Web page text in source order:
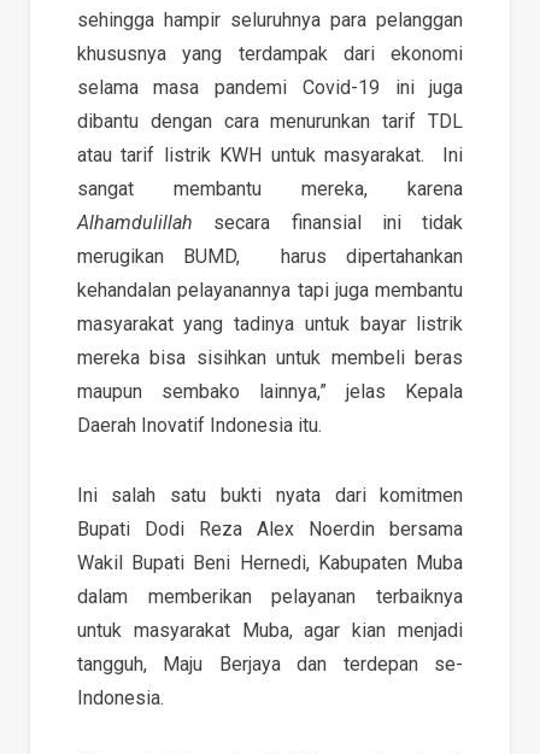
sehingga hampir seluruhnya para pelanggan
khususnya yang terdampak dari ekonomi
selama masa pandemi Covid-19 ini juga
dibantu dengan cara menurunkan tarif TDL
atau tarif listrik KWH untuk masyarakat. Ini
sangat membantu mereka, karena
Alhamdulillah secara finansial ini tidak
merugikan BUMD, harus dipertahankan
kehandalan pelayanannya tapi juga membantu
masyarakat yang tadinya untuk bayar listrik
mereka bisa sisihkan untuk membeli beras
maupun sembako lainnya,” jelas Kepala
Daerah Inovatif Indonesia itu.
Ini salah satu bukti nyata dari komitmen
Bupati Dodi Reza Alex Noerdin bersama
Wakil Bupati Beni Hernedi, Kabupaten Muba
dalam memberikan pelayanan terbaiknya
untuk masyarakat Muba, agar kian menjadi
tangguh, Maju Berjaya dan terdepan se-
Indonesia.